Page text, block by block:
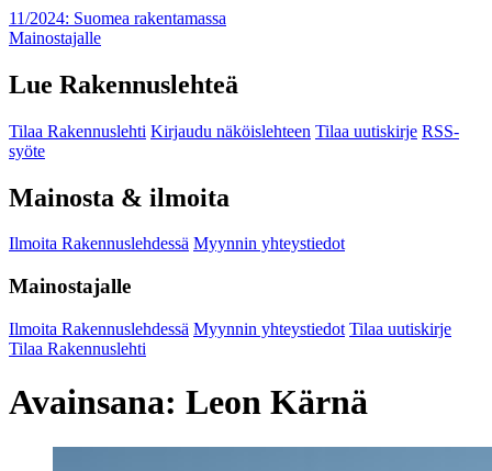
11/2024: Suomea rakentamassa
Mainostajalle
Lue Rakennuslehteä
Tilaa Rakennuslehti Kirjaudu näköislehteen Tilaa uutiskirje RSS-
syöte
Mainosta & ilmoita
Ilmoita Rakennuslehdessä Myynnin yhteystiedot
Mainostajalle
Ilmoita Rakennuslehdessä Myynnin yhteystiedot Tilaa uutiskirje
Tilaa Rakennuslehti
Avainsana: Leon Kärnä